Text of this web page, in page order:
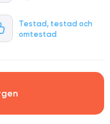
Testad, testad och
omtestad